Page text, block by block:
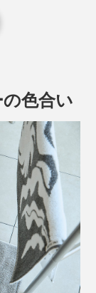
いていなかっ
ンダに、チュ
必ずまた来よ
が高いため美
色合い